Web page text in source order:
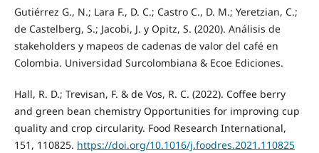
Gutiérrez G., N.; Lara F., D. C.; Castro C., D. M.; Yeretzian, C.;
de Castelberg, S.; Jacobi, J. y Opitz, S. (2020). Análisis de
stakeholders y mapeos de cadenas de valor del café en
Colombia. Universidad Surcolombiana & Ecoe Ediciones.
Hall, R. D.; Trevisan, F. & de Vos, R. C. (2022). Coffee berry
and green bean chemistry Opportunities for improving cup
quality and crop circularity. Food Research International,
151, 110825. https://doi.org/10.1016/j.foodres.2021.110825